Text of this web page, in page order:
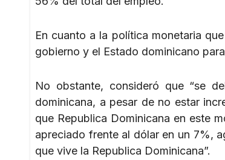
En cuanto a la política monetaria
gobierno y el Estado dominicano
No obstante, consideró que “se
dominicana, a pesar de no estar
que Republica Dominicana en este
apreciado frente al dólar en un 7%,
que vive la Republica Dominicana”.